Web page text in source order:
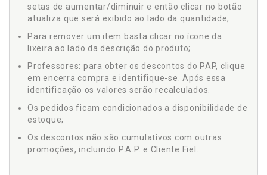
setas de aumentar/diminuir e então clicar no botão
atualiza que será exibido ao lado da quantidade;
Para remover um item basta clicar no ícone da
lixeira ao lado da descrição do produto;
Professores: para obter os descontos do PAP, clique
em encerra compra e identifique-se. Após essa
identificação os valores serão recalculados.
Os pedidos ficam condicionados a disponibilidade de
estoque;
Os descontos não são cumulativos com outras
promoções, incluindo P.A.P. e Cliente Fiel.